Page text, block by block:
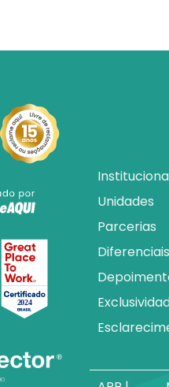
Unidades
Parcerias
Diferenciais